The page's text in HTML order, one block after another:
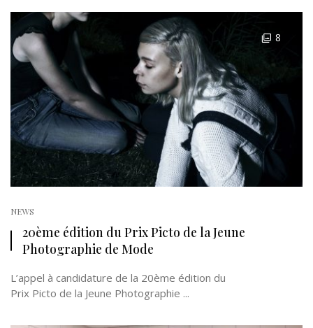
8
NEWS
20ème édition du Prix Picto de la Jeune
Photographie de Mode
L’appel à candidature de la 20ème édition du
Prix Picto de la Jeune Photographie ...